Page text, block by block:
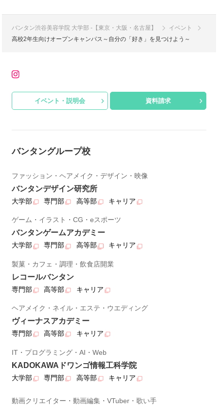
バンタン渋谷美容学院 大学部 -【東京・大阪・名古屋】
イベント
高校2年生向けオープンキャンパス～自分の「好き」を見つけよう～
イベント・説明会 資料請求
バンタングループ校
ファッション・ヘアメイク・デザイン・映像
バンタンデザイン研究所
大学部 専門部 高等部 キャリア
ゲーム・イラスト・CG・eスポーツ
バンタンゲームアカデミー
大学部 専門部 高等部 キャリア
製菓・カフェ・調理・飲食店開業
レコールバンタン
専門部 高等部 キャリア
ヘアメイク・ネイル・エステ・ウエディング
ヴィーナスアカデミー
専門部 高等部 キャリア
IT・プログラミング・AI・Web
KADOKAWAドワンゴ情報工科学院
大学部 専門部 高等部 キャリア
動画クリエイター・動画編集・VTuber・歌い手